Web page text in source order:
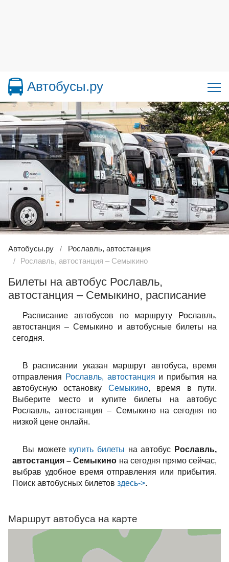
Автобусы.ру
Автобусы.ру
Рославль, автостанция
Рославль, автостанция – Семыкино
Билеты на автобус Рославль,
автостанция – Семыкино, расписание
Расписание автобусов по маршруту Рославль,
автостанция – Семыкино и автобусные билеты на
сегодня.
В расписании указан маршрут автобуса, время
отправления Рославль, автостанция и прибытия на
автобусную остановку Семыкино, время в пути.
Выберите место и купите билеты на автобус
Рославль, автостанция – Семыкино на сегодня по
низкой цене онлайн.
Вы можете купить билеты на автобус Рославль,
автостанция – Семыкино на сегодня прямо сейчас,
выбрав удобное время отправления или прибытия.
Поиск автобусных билетов здесь->.
Маршрут автобуса на карте